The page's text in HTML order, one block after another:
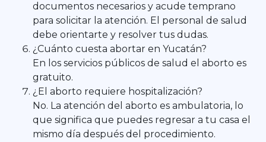
documentos necesarios y acude temprano
para solicitar la atención. El personal de salud
debe orientarte y resolver tus dudas.
¿Cuánto cuesta abortar en Yucatán?
En los servicios públicos de salud el aborto es
gratuito.
¿El aborto requiere hospitalización?
No. La atención del aborto es ambulatoria, lo
que significa que puedes regresar a tu casa el
mismo día después del procedimiento.